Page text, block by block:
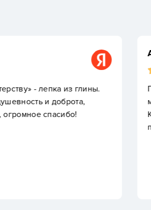
Анастасия Б.
Плюсы: удобное
малое количество деток,
Кристина Вячеславовна
практически сразу с ней